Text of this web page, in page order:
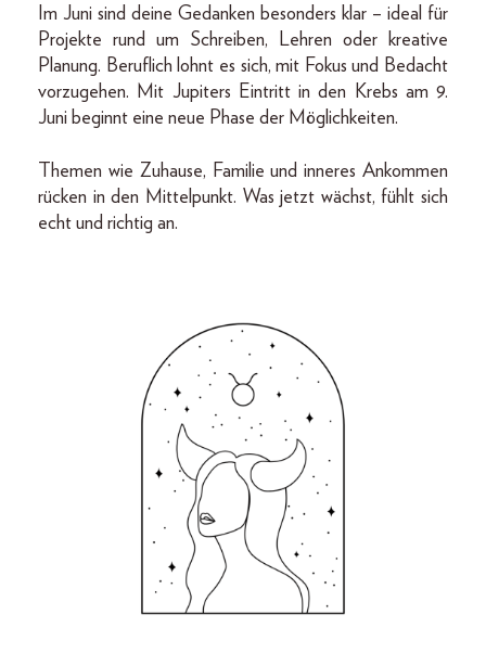
Im Juni sind deine Gedanken besonders klar – ideal für
Projekte rund um Schreiben, Lehren oder kreative
Planung. Beruflich lohnt es sich, mit Fokus und Bedacht
vorzugehen. Mit Jupiters Eintritt in den Krebs am 9.
Juni beginnt eine neue Phase der Möglichkeiten.
Themen wie Zuhause, Familie und inneres Ankommen
rücken in den Mittelpunkt. Was jetzt wächst, fühlt sich
echt und richtig an.